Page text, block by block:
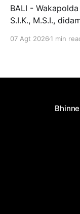
BALI -
S.I.K., M.S.I.,
yang akan
07 Agt 2026 1 min